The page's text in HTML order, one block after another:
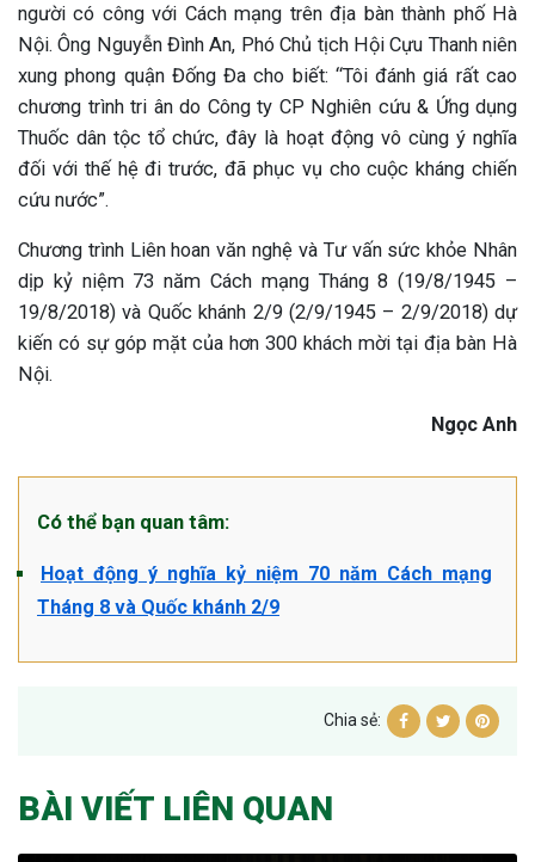
người có công với Cách mạng trên địa bàn thành phố Hà
Nội. Ông Nguyễn Đình An, Phó Chủ tịch Hội Cựu Thanh niên
xung phong quận Đống Đa cho biết: “Tôi đánh giá rất cao
chương trình tri ân do Công ty CP Nghiên cứu & Ứng dụng
Thuốc dân tộc tổ chức, đây là hoạt động vô cùng ý nghĩa
đối với thế hệ đi trước, đã phục vụ cho cuộc kháng chiến
cứu nước”.
Chương trình Liên hoan văn nghệ và Tư vấn sức khỏe Nhân
dịp kỷ niệm 73 năm Cách mạng Tháng 8 (19/8/1945 –
19/8/2018) và Quốc khánh 2/9 (2/9/1945 – 2/9/2018) dự
kiến có sự góp mặt của hơn 300 khách mời tại địa bàn Hà
Nội.
Ngọc Anh
Có thể bạn quan tâm:
Hoạt động ý nghĩa kỷ niệm 70 năm Cách mạng
Tháng 8 và Quốc khánh 2/9
Chia sẻ:
BÀI VIẾT LIÊN QUAN